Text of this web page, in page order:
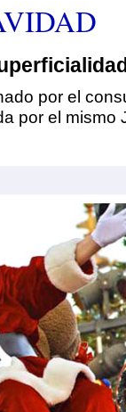
por el
por el mismo